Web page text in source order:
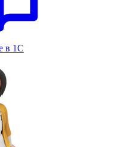
в 1С